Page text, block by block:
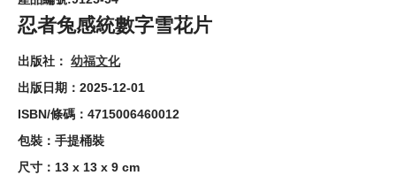
忍者兔感統數字雪花片
出版社： 幼福文化
出版日期：2025-12-01
ISBN/條碼：4715006460012
包裝：手提桶裝
尺寸：13 x 13 x 9 cm